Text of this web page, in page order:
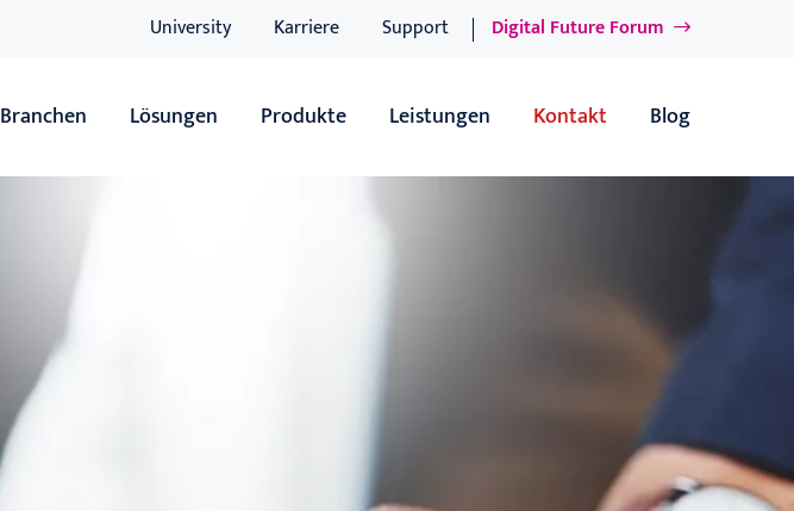
University Karriere Support Digital Future Forum
Branchen
Hersteller
Lösungen Produkte
proTextum - Wäschereisoftware für Wäschereien &
Leistungen Kontakt Blog